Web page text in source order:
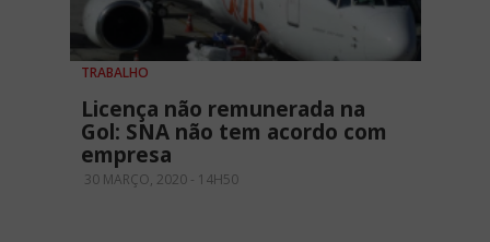
TRABALHO
Licença não remunerada na
Gol: SNA não tem acordo com
empresa
30 MARÇO, 2020 - 14H50